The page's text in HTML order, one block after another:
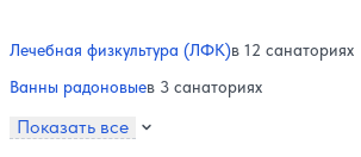
Лечебная физкультура (ЛФК)в 12 санаториях
Ванны радоновыев 3 санаториях
Показать все